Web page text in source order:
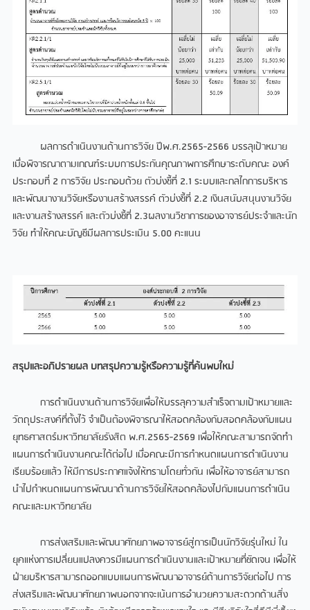
ผลการดำเนินงานด้านการวิจัย ปีพ.ศ.2565-2566 บรรลุเป้าหมาย
เมื่อพิจารณาตามเกณฑ์ระบบการประกันคุณภาพการศึกษาระดับคณะ องค์
ประกอบที่ 2 การวิจัย ประกอบด้วย ตัวบ่งชี้ที่ 2.1 ระบบและกลไกการบริหาร
และพัฒนางานวิจัยหรืองานสร้างสรรค์ ตัวบ่งชี้ที่ 2.2 เงินสนับสนุนงานวิจัย
และงานสร้างสรรค์ และตัวบ่งชี้ที่ 2.3ผลงานวิชาการของอาจารย์ประจำและนัก
วิจัย ทำให้คณะบัญชีมีผลการประเมิน 5.00 คะแนน
สรุปและอภิปรายผล บทสรุปความรู้หรือความรู้ที่ค้นพบใหม่
การดำเนินงานด้านการวิจัยเพื่อให้บรรลุความสำเร็จตามเป้าหมายและ
วัตถุประสงค์ที่ตั้งไว้ จำเป็นต้องพิจารณาให้สอดคล้องกับสอดคล้องกับแผน
ยุทธศาสตร์มหาวิทยาลัยรังสิต พ.ศ.2565-2569 เพื่อให้คณะสามารถจัดทำ
แผนการดำเนินงานคณะได้ต่อไป เมื่อคณะมีการกำหนดแผนการดำเนินงาน
เรียบร้อยแล้ว ให้มีการประกาศแจ้งให้ทราบโดยทั่วกัน เพื่อให้อาจารย์สามารถ
นำไปกำหนดแผนการพัฒนาด้านการวิจัยให้สอดคล้องไปกับแผนการดำเนิน
คณะและมหาวิทยาลัย
การส่งเสริมและพัฒนาศักยภาพอาจารย์สู่การเป็นนักวิจัยรุ่นใหม่ ใน
ยุคแห่งการเปลี่ยนแปลงควรมีแผนการดำเนินงานและเป้าหมายที่ชัดเจน เพื่อให้
ฝ่ายบริหารสามารถออกแบบแผนการพัฒนาอาจารย์ด้านการวิจัยต่อไป การ
ส่งเสริมและพัฒนาศักยภาพนอกจากจะเน้นการอำนวยความสะดวกด้านสิ่ง